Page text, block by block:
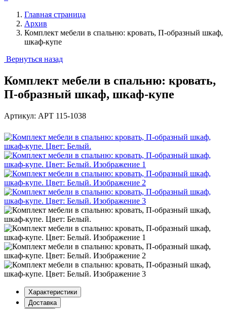
Главная страница
Архив
Комплект мебели в спальню: кровать, П-образный шкаф,
шкаф-купе
Вернуться назад
Комплект мебели в спальню: кровать,
П-образный шкаф, шкаф-купе
Артикул: АРТ 115-1038
Характеристики
Доставка